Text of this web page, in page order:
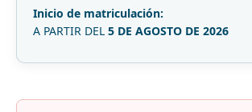
Inicio de matriculación:
A PARTIR DEL 5 DE AGOSTO DE 2026